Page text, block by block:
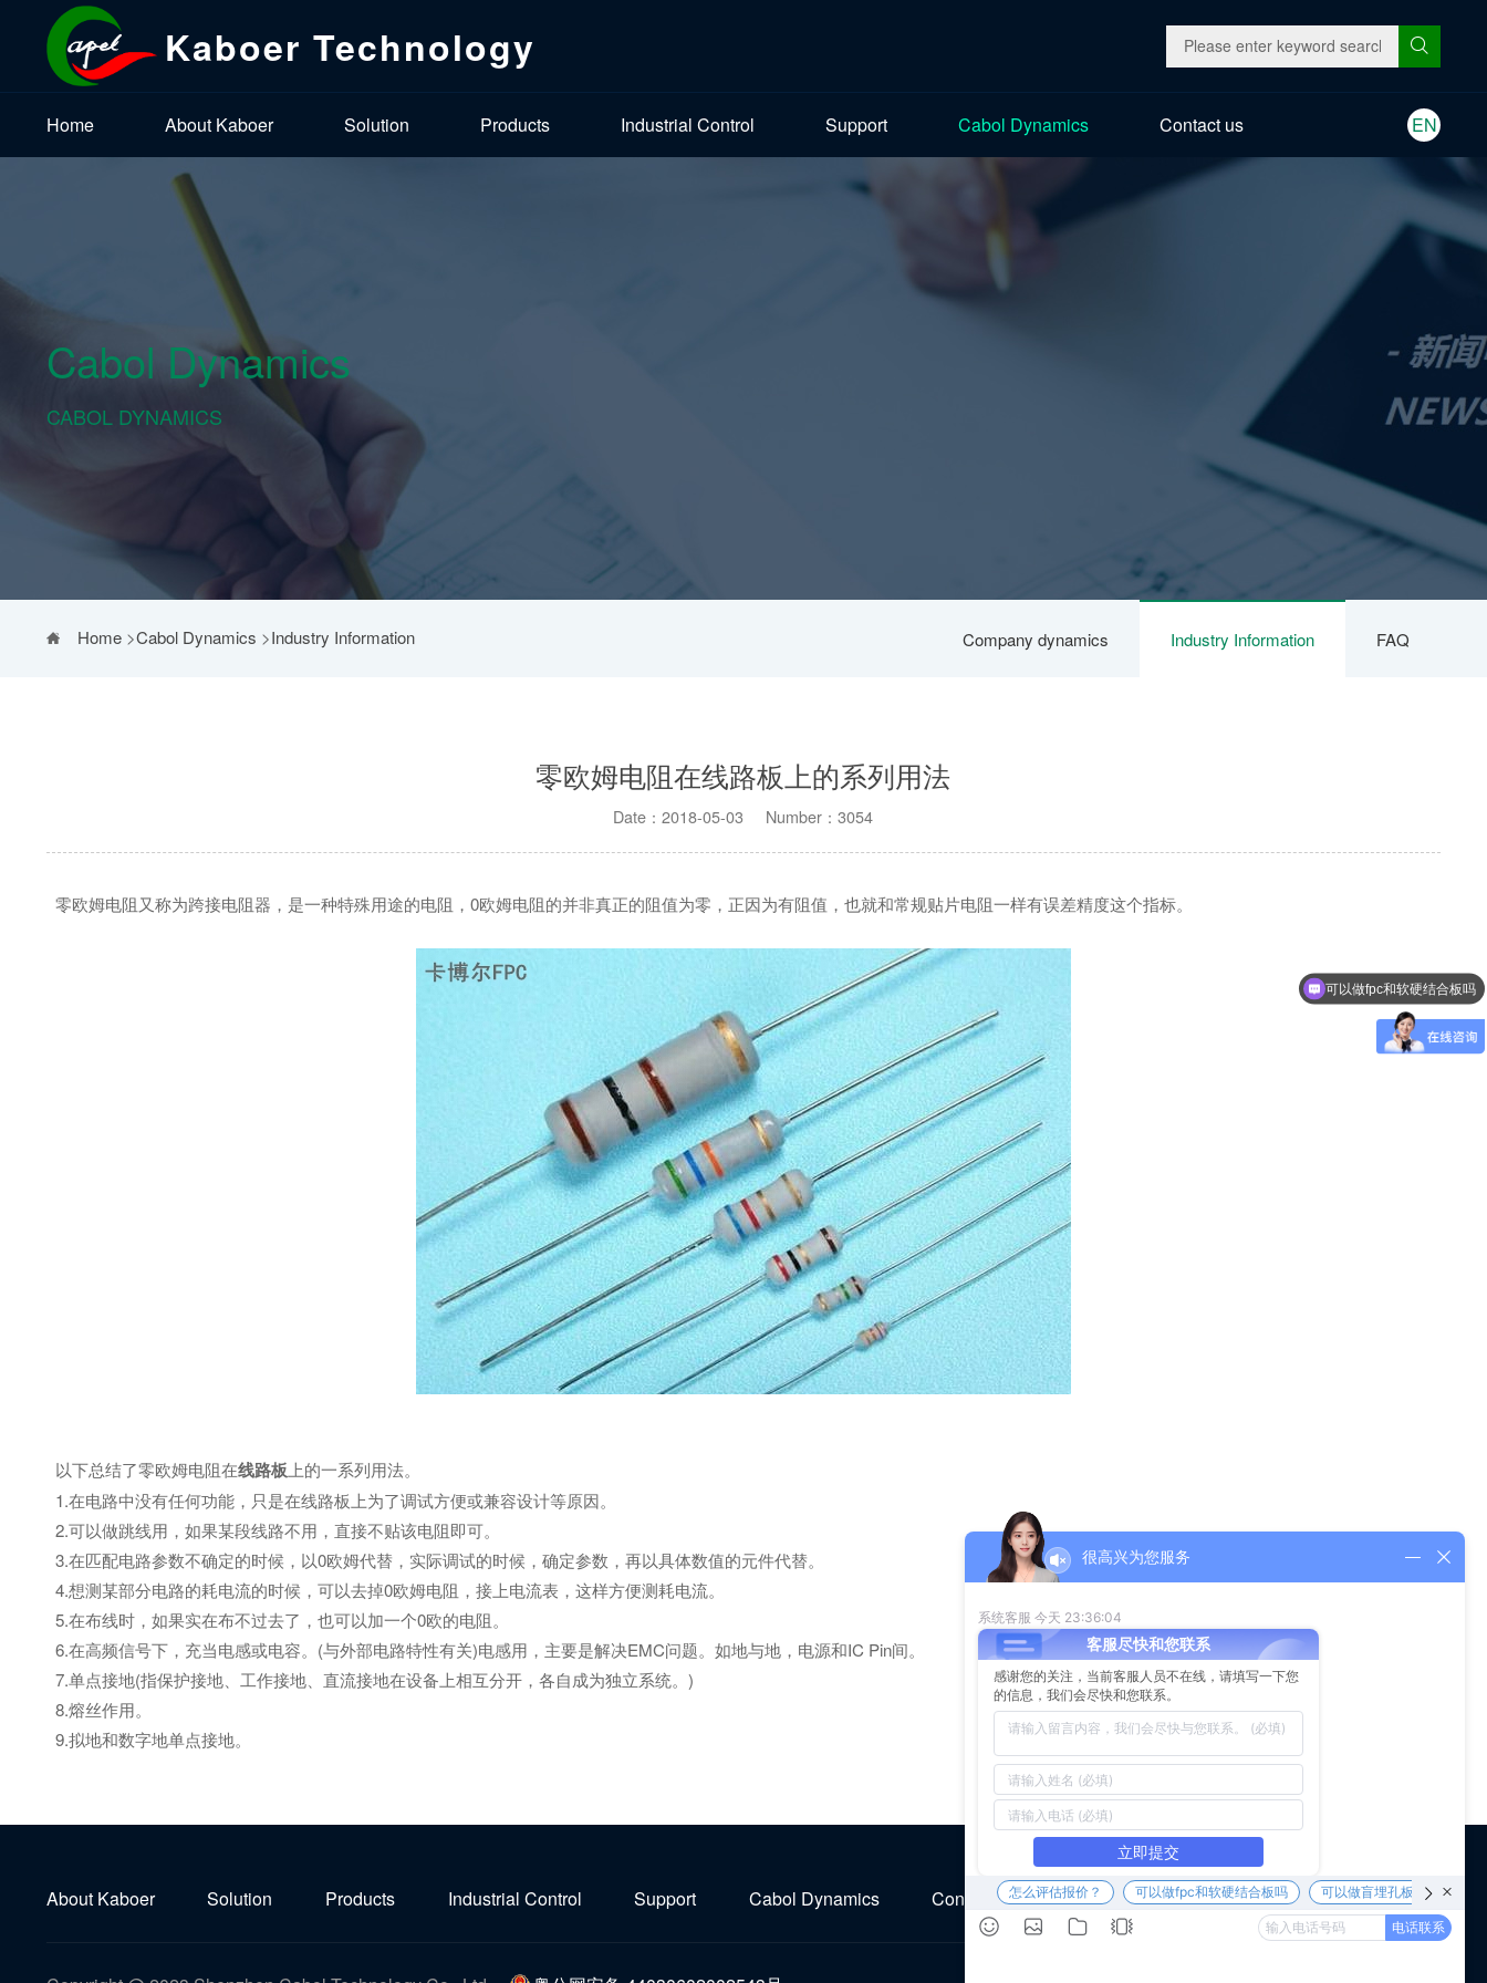
Kaboer Technology
Home About Kaboer Solution Products Industrial Control Support Cabol Dynamics Contact us EN
Cabol Dynamics
CABOL DYNAMICS
Company dynamics Industry Information FAQ
Home>Cabol Dynamics >Industry Information
零欧姆电阻在线路板上的系列用法
Date：2018-05-03 Number：3054
零欧姆电阻又称为跨接电阻器，是一种特殊用途的电阻，0欧姆电阻的并非真正的阻值为零，正因为有阻值，也就和常规贴片电阻一样有误差精度这个指标。
以下总结了零欧姆电阻在线路板 上的一系列用法。
1.在电路中没有任何功能，只是在线路板上为了调试方便或兼容设计等原因。
2.可以做跳线用，如果某段线路不用，直接不贴该电阻即可。
3.在匹配电路参数不确定的时候，以0欧姆代替，实际调试的时候，确定参数，再以具体数值的元件代替。
4.想测某部分电路的耗电流的时候，可以去掉0欧姆电阻，接上电流表，这样方便测耗电流。
5.在布线时，如果实在布不过去了，也可以加一个0欧的电阻。
6.在高频信号下，充当电感或电容。(与外部电路特性有关)电感用，主要是解决EMC问题。如地与地，电源和IC Pin间。
7.单点接地(指保护接地、工作接地、直流接地在设备上相互分开，各自成为独立系统。)
8.熔丝作用。
9.拟地和数字地单点接地。
About Kaboer Solution Products Industrial Control Support Cabol Dynamics Contact us
可以做盲埋孔板吗
很高兴为您服务